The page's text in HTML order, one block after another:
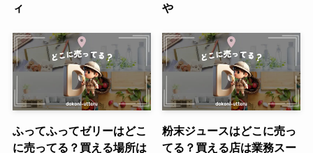
ィ
や
ふってふってゼリーはどこ
に売ってる？買える場所は
粉末ジュースはどこに売っ
てる？買える店は業務スー